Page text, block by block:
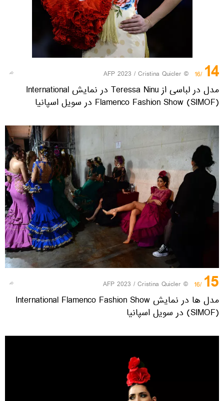
14
/16
© AFP 2023 / Cristina Quicler
مدل در لباسی از Teressa Ninu در نمایش International
Flamenco Fashion Show (SIMOF) در سویل اسپانیا
15
/16
© AFP 2023 / Cristina Quicler
مدل ها در نمایش International Flamenco Fashion Show
(SIMOF) در سویل اسپانیا